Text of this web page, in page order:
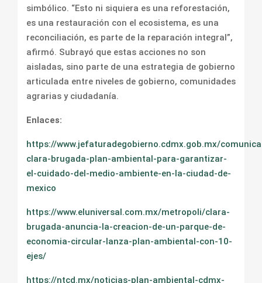
simbólico. “Esto ni siquiera es una reforestación,
es una restauración con el ecosistema, es una
reconciliación, es parte de la reparación integral”,
afirmó. Subrayó que estas acciones no son
aisladas, sino parte de una estrategia de gobierno
articulada entre niveles de gobierno, comunidades
agrarias y ciudadanía.
Enlaces:
https://www.jefaturadegobierno.cdmx.gob.mx/
clara-brugada-plan-ambiental-para-garantizar-
el-cuidado-del-medio-ambiente-en-la-ciudad-de-
mexico
https://www.eluniversal.com.mx/metropoli/clara-
brugada-anuncia-la-creacion-de-un-parque-de-
economia-circular-lanza-plan-ambiental-con-10-
ejes/
https://ntcd.mx/noticias-plan-ambiental-cdmx-